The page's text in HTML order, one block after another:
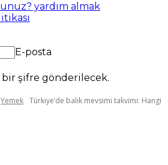
yardım almak
E-posta
şifre gönderilecek.
Yemek Türkiye’de balık mevsimi takvimi: Hangi